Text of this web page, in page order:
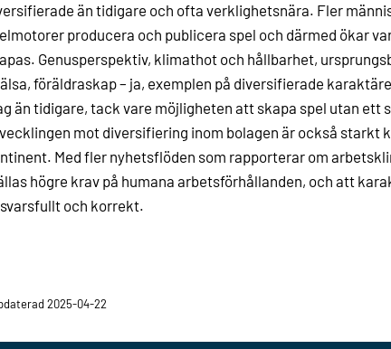
än tidigare och ofta verklighetsnära. Fler
producera och publicera spel och därmed ökar
Genusperspektiv, klimathot och hållbarhet,
föräldraskap – ja, exemplen på diversifierade
än tidigare, tack vare möjligheten att skapa spel utan ett
mot diversifiering inom bolagen är också starkt
Med fler nyhetsflöden som rapporterar om
högre krav på humana arbetsförhållanden, och att
och korrekt.
2025-04-22